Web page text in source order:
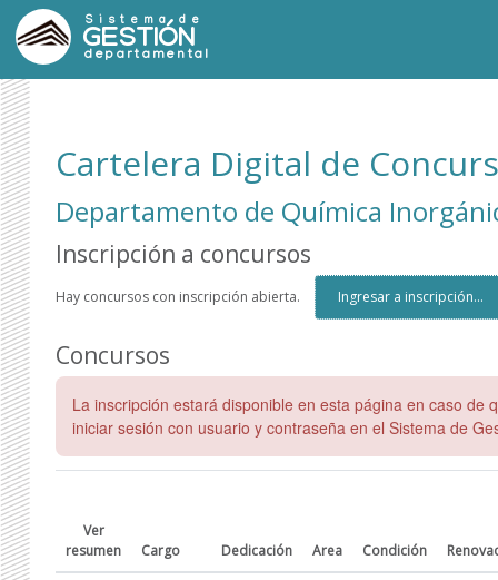
Sistema de
GESTIÓN
departamental
Cartelera Digital de
Departamento de Química
Inscripción a concursos
Hay concursos con inscripción abierta. Ingresar a inscripción...
Concursos
La inscripción estará disponible en esta página en caso
iniciar sesión con usuario y contraseña en el Sistema de
Ver
resumen
Cargo Dedicación Area Condición